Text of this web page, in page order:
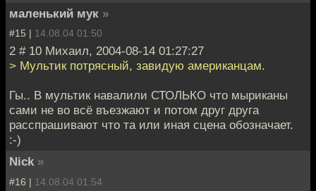
маленький мук »
#15 | 14.08.04 01:50
2 # 10 Михаил, 2004-08-14 01:27:27
> Мультик потрясный, завидую американцам.
Гы.. В мультик навалили СТОЛЬКО что мыриканы
сами не во всё въезжают и потом друг друга
расспрашивают что та или иная сцена обозначает.
:-)
Nick »
#16 | 14.08.04 01:54